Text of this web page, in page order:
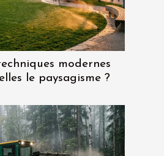
modernes
le paysagisme ?